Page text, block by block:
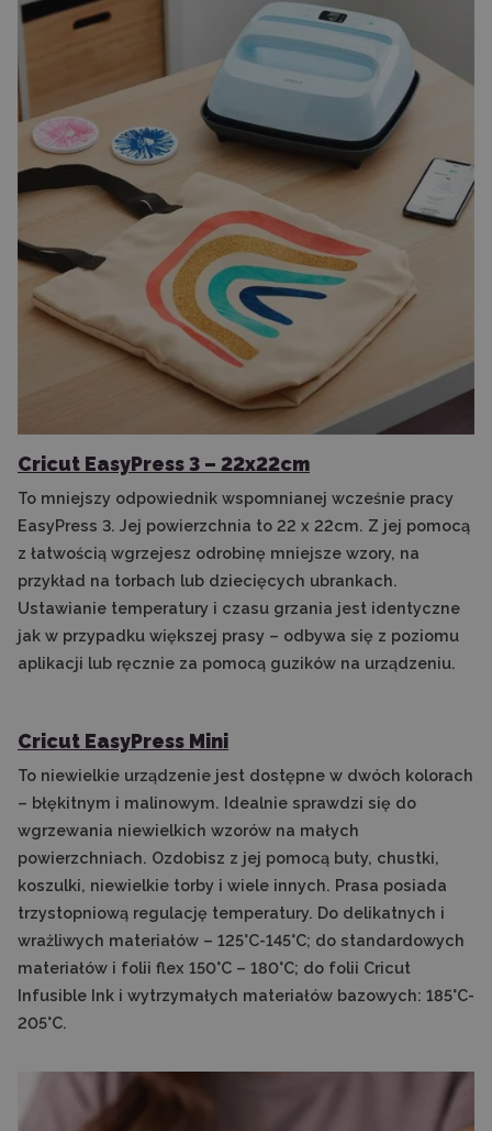
Cricut EasyPress 3 – 22x22cm
To mniejszy odpowiednik wspomnianej wcześnie pracy
EasyPress 3. Jej powierzchnia to 22 x 22cm. Z jej pomocą
z łatwością wgrzejesz odrobinę mniejsze wzory, na
przykład na torbach lub dziecięcych ubrankach.
Ustawianie temperatury i czasu grzania jest identyczne
jak w przypadku większej prasy – odbywa się z poziomu
aplikacji lub ręcznie za pomocą guzików na urządzeniu.
Cricut EasyPress Mini
To niewielkie urządzenie jest dostępne w dwóch kolorach
– błękitnym i malinowym. Idealnie sprawdzi się do
wgrzewania niewielkich wzorów na małych
powierzchniach. Ozdobisz z jej pomocą buty, chustki,
koszulki, niewielkie torby i wiele innych. Prasa posiada
trzystopniową regulację temperatury. Do delikatnych i
wrażliwych materiałów – 125°C-145°C; do standardowych
materiałów i folii flex 150°C – 180°C; do folii Cricut
Infusible Ink i wytrzymałych materiałów bazowych: 185°C-
205°C.